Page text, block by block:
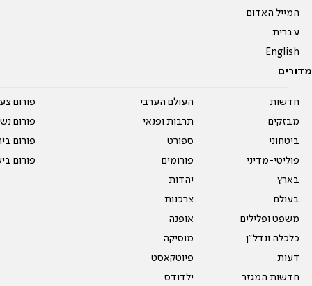
המייל האדום
עברית
English
מדורים
חדשות
מבזקים
ביטחוני
פוליטי-מדיני
בארץ
בעולם
משפט ופלילים
כלכלה ונדל"ן
דעות
חדשות המגזר
העולם הערבי
תרבות ופנאי
ספורט
פורומים
יהדות
צרכנות
אופנה
מוסיקה
פיוטקאסט
ילדודס
פורום
פורום
פורום
פורום